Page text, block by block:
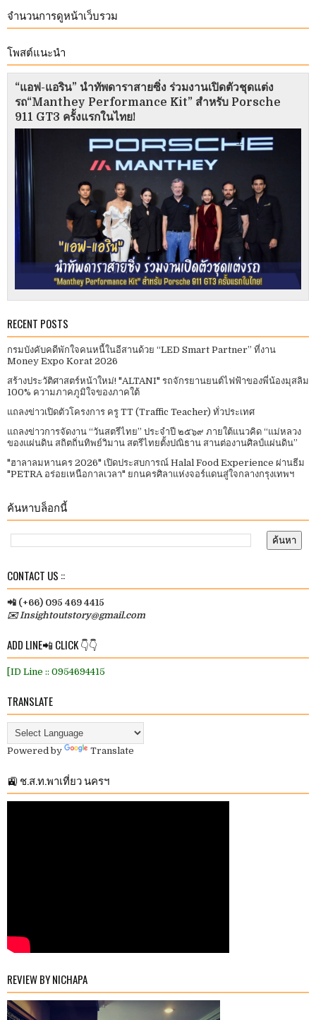
จำนวนการดูหน้าเว็บรวม
โพสต์แนะนำ
“แอฟ-แอริน” นำทัพดาราสายซิ่ง ร่วมงานเปิดตัวชุดแต่ง
รถ“Manthey Performance Kit” สำหรับ Porsche
911 GT3 ครั้งแรกในไทย!
RECENT POSTS
กรมบังคับคดีพักใจคนหนี้ในอีสานด้วย “LED Smart Partner” ที่งาน
Money Expo Korat 2026
สร้างประวัติศาสตร์หน้าใหม่! "ALTANI" รถจักรยานยนต์ไฟฟ้าของพี่น้องมุสลิม
100% ความภาคภูมิใจของภาคใต้
แถลงข่าวเปิดตัวโครงการ ครู TT (Traffic Teacher) ทั่วประเทศ​
แถลงข่าวการจัดงาน “วันสตรีไทย” ประจําปี ๒๕๖๙ ภายใต้แนวคิด “แม่หลวง
ของแผ่นดิน สถิตถิ่นทิพย์วิมาน สตรีไทยตั้งปณิธาน สานต่องานศิลป์แผ่นดิน”
"ฮาลาลมหานคร 2026" เปิดประสบการณ์ Halal Food Experience ผ่านธีม
"PETRA อร่อยเหนือกาลเวลา" ยกนครศิลาแห่งจอร์แดนสู่ใจกลางกรุงเทพฯ
ค้นหาบล็อกนี้
CONTACT US ::
📲 (+66) 095 469 4415
✉️ Insightoutstory@gmail.com
ADD LINE📲 CLICK 👇👇
[ID Line :: 0954694415
TRANSLATE
Powered by Translate
🚉 ช.ส.ท.พาเที่ยว นครฯ
REVIEW BY NICHAPA